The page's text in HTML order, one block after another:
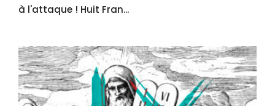
à l'attaque ! Huit Fran...